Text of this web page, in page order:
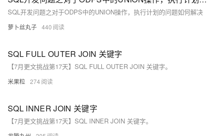
SQL开发问题之对于ODPS中的UNION操作，执行计划的问题如何解决
萝卜丝丸子 440
SQL FULL OUTER JOIN 关键字
【7月更文挑战第17天】SQL FULL OUTER JOIN 关键字。
米果粒 274
SQL INNER JOIN 关键字
【7月更文挑战第17天】SQL INNER JOIN 关键字。